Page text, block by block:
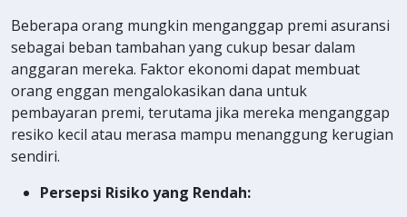
Beberapa orang mungkin menganggap premi asuransi
sebagai beban tambahan yang cukup besar dalam
anggaran mereka. Faktor ekonomi dapat membuat
orang enggan mengalokasikan dana untuk
pembayaran premi, terutama jika mereka menganggap
resiko kecil atau merasa mampu menanggung kerugian
sendiri.
Persepsi Risiko yang Rendah: